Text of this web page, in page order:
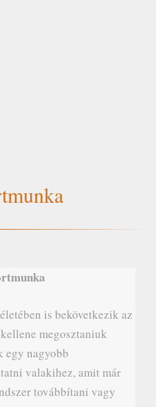
is bekövetkezik az
megosztaniuk
egy nagyobb
valakihez, amit már
továbbítani vagy